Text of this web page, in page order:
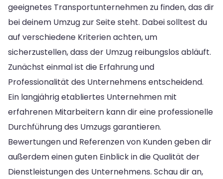
geeignetes Transportunternehmen zu finden, das dir
bei deinem Umzug zur Seite steht. Dabei solltest du
auf verschiedene Kriterien achten, um
sicherzustellen, dass der Umzug reibungslos abläuft.
Zunächst einmal ist die Erfahrung und
Professionalität des Unternehmens entscheidend.
Ein langjährig etabliertes Unternehmen mit
erfahrenen Mitarbeitern kann dir eine professionelle
Durchführung des Umzugs garantieren.
Bewertungen und Referenzen von Kunden geben dir
außerdem einen guten Einblick in die Qualität der
Dienstleistungen des Unternehmens. Schau dir an,